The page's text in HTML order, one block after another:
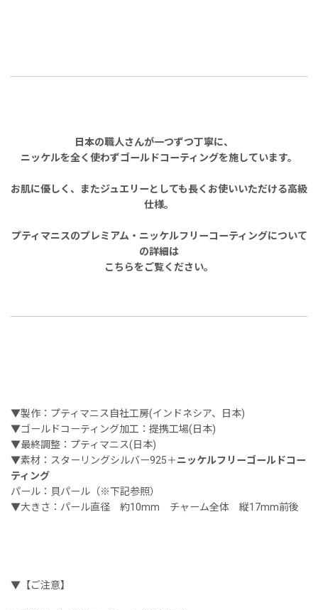
日本の職人さんが一つずつ丁寧に、
ニッケルを全く使わずゴールドコーティングを施しています。
お肌に優しく、またジュエリーとしても長くお使いいただける高級
仕様。
プティマニスのプレミアム・ニッケルフリーコーティングについて
の詳細は
こちらをご覧ください。
▼製作：プティマニス自社工房(インドネシア、日本)
▼ゴールドコーティング加工：提携工場(日本)
▼最終調整：プティマニス(日本)
▼素材：スターリングシルバー925＋ニッケルフリーゴールドコー
ティング
パール：貝パール（※下記参照）
▼大きさ：パール直径 約10mm チャーム全体 縦17mm前後
▼【ご注意】